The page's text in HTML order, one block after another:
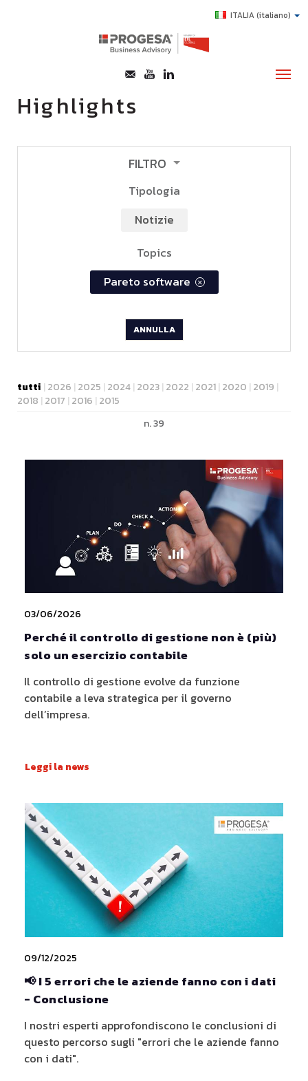
ITALIA(italiano)
Highlights
FILTRO
Tipologia
notizie
Topics
pareto software
×
ANNULLA
tutti | 2026 | 2025 | 2024| 2023| 2022 | 2021| 2020 | 2019 |
2018 | 2017 | 2016 | 2015
n. 39
03/06/2026
Perché il controllo di gestione non è (più)
solo un esercizio contabile
Il controllo di gestione evolve da funzione
contabile a leva strategica per il governo
dell’impresa.
Leggi la news
09/12/2025
📢 I 5 errori che le aziende fanno con i dati
- Conclusione
I nostri esperti approfondiscono le conclusioni di
questo percorso sugli "errori che le aziende fanno
con i dati".